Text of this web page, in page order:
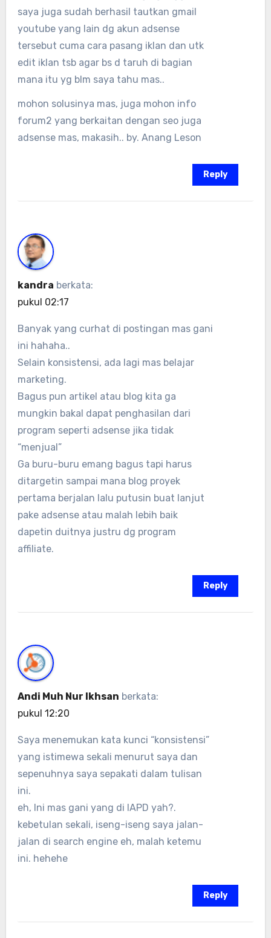
saya juga sudah berhasil tautkan gmail
youtube yang lain dg akun adsense
tersebut cuma cara pasang iklan dan utk
edit iklan tsb agar bs d taruh di bagian
mana itu yg blm saya tahu mas..
mohon solusinya mas, juga mohon info
forum2 yang berkaitan dengan seo juga
adsense mas, makasih.. by. Anang Leson
Reply
kandra berkata:
pukul 02:17
Banyak yang curhat di postingan mas gani
ini hahaha..
Selain konsistensi, ada lagi mas belajar
marketing.
Bagus pun artikel atau blog kita ga
mungkin bakal dapat penghasilan dari
program seperti adsense jika tidak
“menjual”
Ga buru-buru emang bagus tapi harus
ditargetin sampai mana blog proyek
pertama berjalan lalu putusin buat lanjut
pake adsense atau malah lebih baik
dapetin duitnya justru dg program
affiliate.
Reply
Andi Muh Nur Ikhsan berkata:
pukul 12:20
Saya menemukan kata kunci “konsistensi”
yang istimewa sekali menurut saya dan
sepenuhnya saya sepakati dalam tulisan
ini.
eh, Ini mas gani yang di IAPD yah?.
kebetulan sekali, iseng-iseng saya jalan-
jalan di search engine eh, malah ketemu
ini. hehehe
Reply